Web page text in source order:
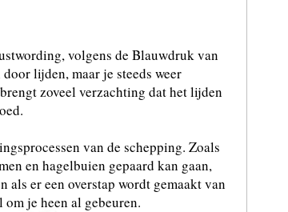
volgens de Blauwdruk van
lijden, maar je steeds weer
zoveel verzachting dat het lijden
van de schepping. Zoals
en hagelbuien gepaard kan gaan,
er een overstap wordt gemaakt van
je heen al gebeuren.